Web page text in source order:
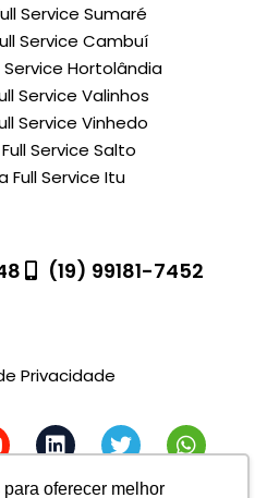
oferecer melhor
Service Sumaré
Service Cambuí
Service Hortolândia
Service Valinhos
Service Vinhedo
Service Salto
Full Service Itu
(19) 99181-7452
Privacidade